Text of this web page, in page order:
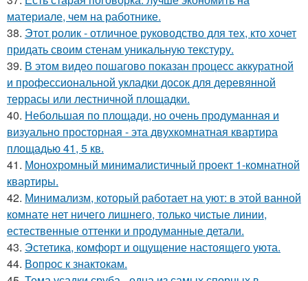
материале, чем на работнике.
38. Этот ролик - отличное руководство для тех, кто хочет
придать своим стенам уникальную текстуру.
39. В этом видео пошагово показан процесс аккуратной
и профессиональной укладки досок для деревянной
террасы или лестничной площадки.
40. Небольшая по площади, но очень продуманная и
визуально просторная - эта двухкомнатная квартира
площадью 41, 5 кв.
41. Монохромный минималистичный проект 1-комнатной
квартиры.
42. Минимализм, который работает на уют: в этой ванной
комнате нет ничего лишнего, только чистые линии,
естественные оттенки и продуманные детали.
43. Эстетика, комфорт и ощущение настоящего уюта.
44. Вопрос к знактокам.